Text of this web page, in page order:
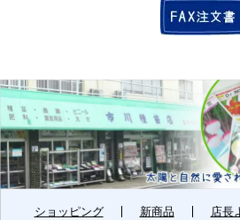
ホーム
ら
お勧め商品
ショッピング 新商品 店長